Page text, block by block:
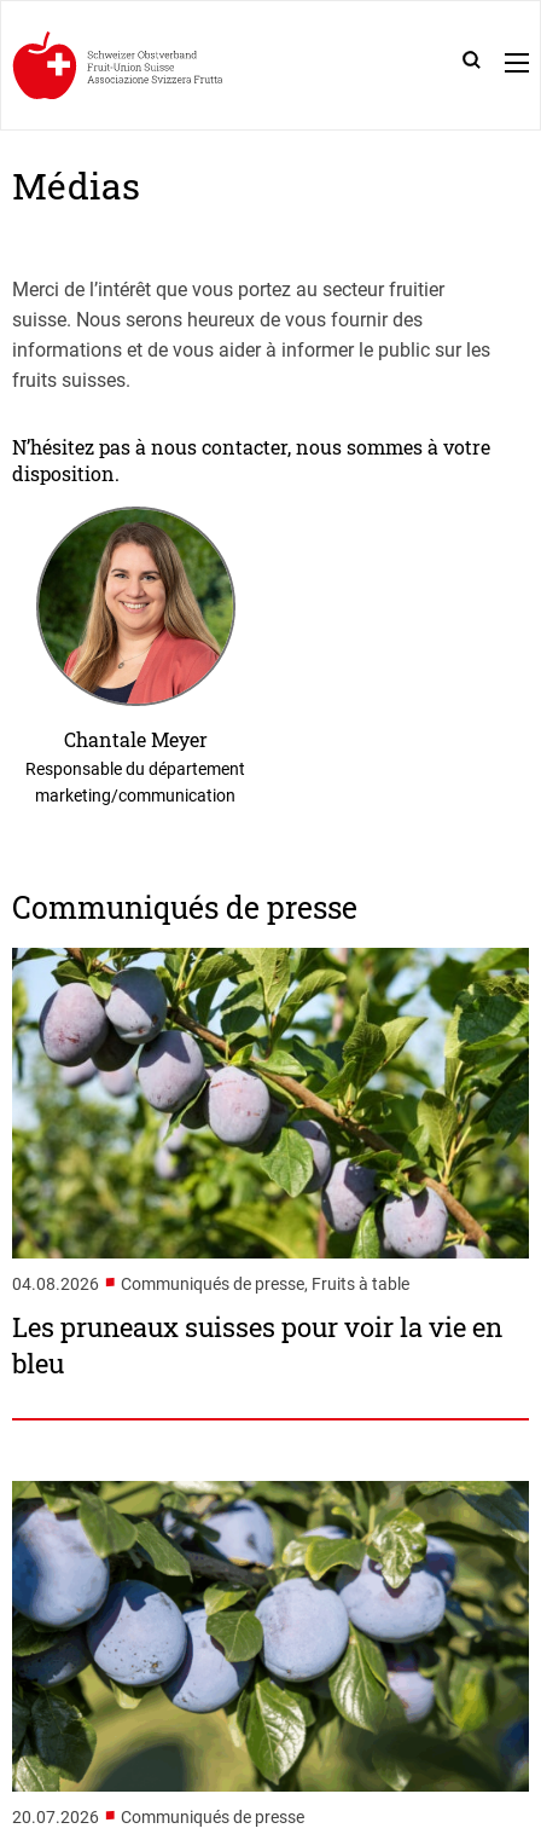
Médias
Merci de l’intérêt que vous portez au secteur fruitier
suisse. Nous serons heureux de vous fournir des
informations et de vous aider à informer le public sur les
fruits suisses.
N’hésitez pas à nous contacter, nous sommes à votre
disposition.
Chantale Meyer
Responsable du département
marketing/communication
Communiqués de presse
04.08.2026 ■ Communiqués de presse, Fruits à table
Les pruneaux suisses pour voir la vie en
bleu
20.07.2026 ■ Communiqués de presse